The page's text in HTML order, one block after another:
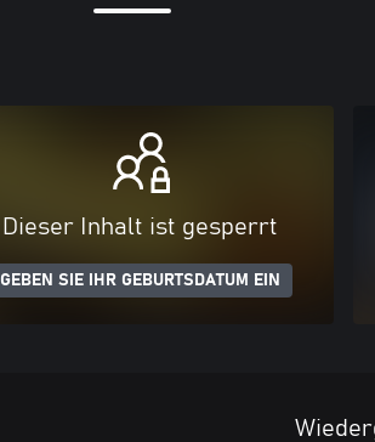
Dieser Inhalt ist gesperrt
GEBEN SIE IHR GEBURTSDATUM EIN